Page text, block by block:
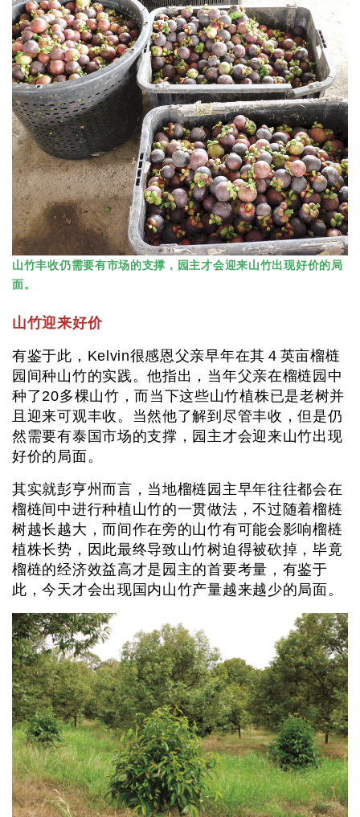
山竹丰收仍需要有市场的支撑，园主才会迎来山竹出现好价的局
面。
山竹迎来好价
有鉴于此，Kelvin很感恩父亲早年在其４英亩榴梿
园间种山竹的实践。他指出，当年父亲在榴梿园中
种了20多棵山竹，而当下这些山竹植株已是老树并
且迎来可观丰收。当然他了解到尽管丰收，但是仍
然需要有泰国市场的支撑，园主才会迎来山竹出现
好价的局面。
其实就彭亨州而言，当地榴梿园主早年往往都会在
榴梿间中进行种植山竹的一贯做法，不过随着榴梿
树越长越大，而间作在旁的山竹有可能会影响榴梿
植株长势，因此最终导致山竹树迫得被砍掉，毕竟
榴梿的经济效益高才是园主的首要考量，有鉴于
此，今天才会出现国内山竹产量越来越少的局面。